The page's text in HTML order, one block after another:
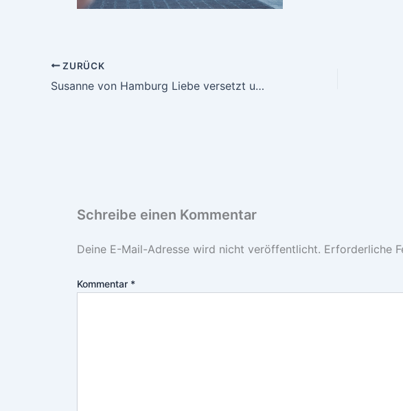
ZURÜCK
Susanne von Hamburg Liebe versetzt uns in Urlaubsstimmung
Schreibe einen Kommentar
Deine E-Mail-Adresse wird nicht veröffentlicht. Erforderliche
Kommentar *